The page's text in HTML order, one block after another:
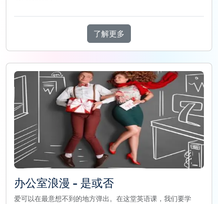
了解更多
办公室浪漫 - 是或否
爱可以在最意想不到的地方弹出。在这堂英语课，我们要学